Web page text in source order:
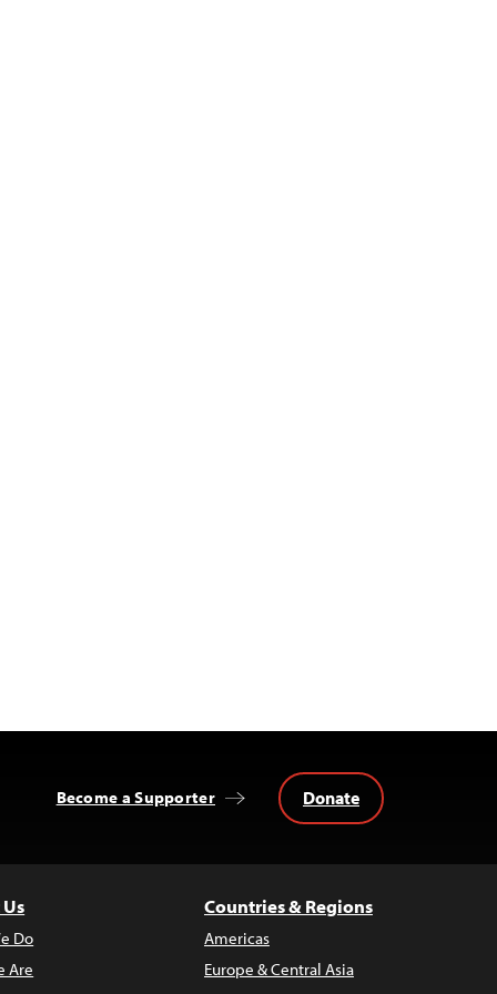
Become a Supporter Donate
Do
Are
Countries & Regions
Americas
Europe & Central Asia